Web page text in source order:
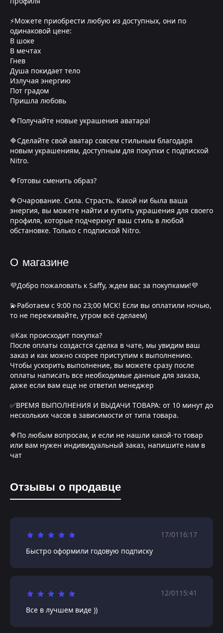
⚡Можете приобрести любую из доступных, они по
одинаковой цене:
В шоке
В мечтах
Гнев
Душа покидает тело
Излучая энергию
Пот градом
Пришла любовь
🔷Получайте новые украшения аватара!
🔷Сделайте свой аватар совсем стильным благодаря
новым украшениям, доступным для покупки с подпиской
Nitro.
🔷Готовы сменить образ?
🔷Очарование. Сила. Страсть. Какой ни была ваша
энергия, вы можете найти и купить украшения для своего
профиля, которые подчеркнут ваш стиль в любой
обстановке. Только с подпиской Nitro.
О магазине
💜Добро пожаловать к Saffy, ждем вас за покупками!💜
💫Работаем с 9:00 по 23;00 МСК! Если вы оплатили ночью,
то не переживайте, утром всё сделаем)
❇️Как происходит покупка?
После оплаты создастся сделка в чате, мы увидим ваш
заказ и как можно скорее приступим к выполнению.
Чтобы ускорить выполнение, вы можете сразу после
оплаты написать все необходимые данные для заказа,
даже если вам еще не ответил менеджер
✅ВРЕМЯ ВЫПОЛНЕНИЯ И ВЫДАЧИ ТОВАРА: от 10 минут до
нескольких часов в зависимости от типа товара.
🔷По любым вопросам, и если не нашли какой-то товар
или вам нужен индивидуальный заказ, напишите нам в
чат
Отзывы о продавце
17/01 16:17
Быстро оформили годовую подписку
12/01 15:41
Все в лучшем виде ))